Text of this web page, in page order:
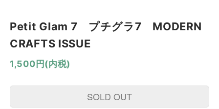
Petit Glam 7 プチグラ7 MODERN
CRAFTS ISSUE
1,500円(内税)
SOLD OUT